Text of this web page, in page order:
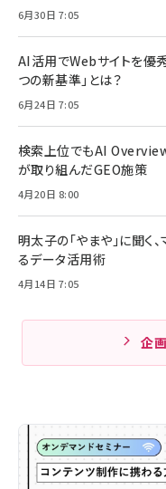
6月30日 7:05
AI活用でWebサイトを優
つの新基準」とは？
6月24日 7:05
検索上位でもAI
が取り組んだGEO施策
4月20日 8:00
明太子の「やまや」に聞く
るデータ活用術
4月14日 7:05
企